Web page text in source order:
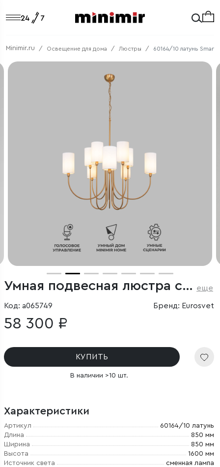
Minimir.ru Освещение для дома Люстры 60164/10 латунь Smart
Умная подвесная люстра с тканевыми абажурами еще
Код: a065749 Бренд: Eurosvet
58 300 ₽
КУПИТЬ
В наличии >10 шт.
Характеристики
Артикул
60164/10 латунь
Длина
850 мм
Ширина
850 мм
Высота
1600 мм
Источник света
сменная лампа